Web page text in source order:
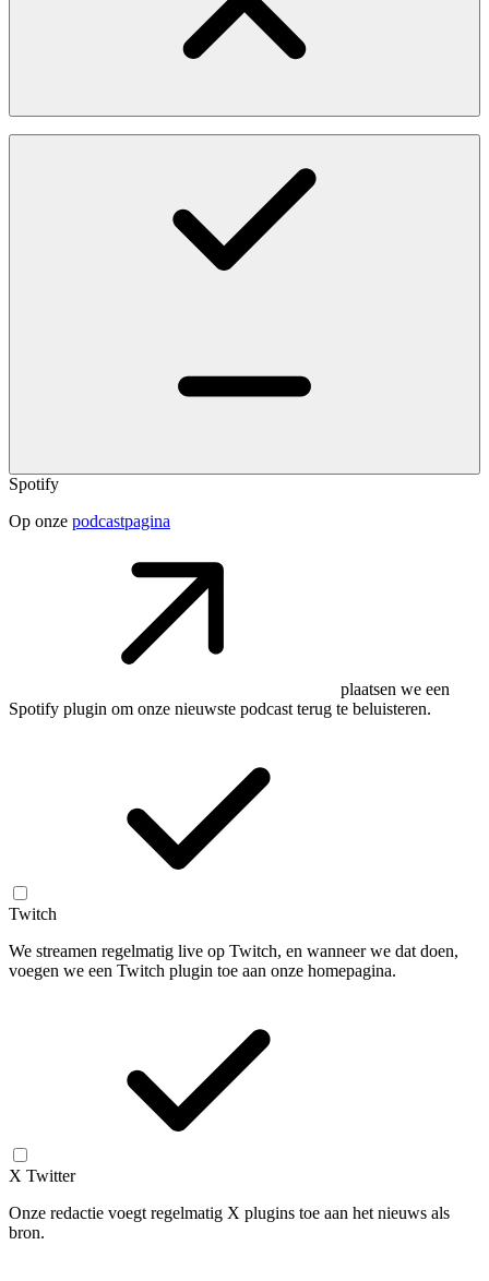
Spotify
Op onze podcastpagina
plaatsen we een
Spotify plugin om onze nieuwste podcast terug te beluisteren.
Twitch
We streamen regelmatig live op Twitch, en wanneer we dat doen,
voegen we een Twitch plugin toe aan onze homepagina.
X Twitter
Onze redactie voegt regelmatig X plugins toe aan het nieuws als
bron.